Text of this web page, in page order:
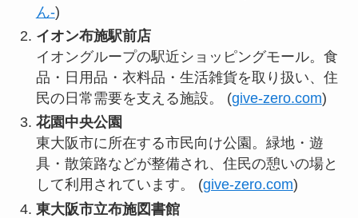
ん-)
イオン布施駅前店
イオングループの駅近ショッピングモール。食
品・日用品・衣料品・生活雑貨を取り扱い、住
民の日常需要を支える施設。 (give-zero.com)
花園中央公園
東大阪市に所在する市民向け公園。緑地・遊
具・散策路などが整備され、住民の憩いの場と
して利用されています。 (give-zero.com)
東大阪市立布施図書館